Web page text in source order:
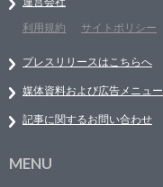
利用規約
サイトポリシー
プレスリリースはこちらへ
媒体資料および広告メニュー
記事に関するお問い合わせ
MENU